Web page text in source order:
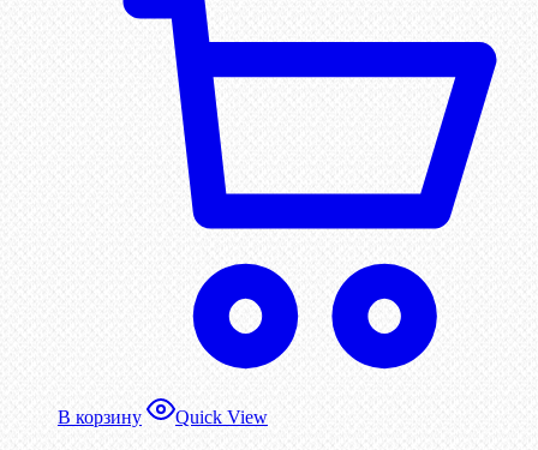
В корзину Quick View